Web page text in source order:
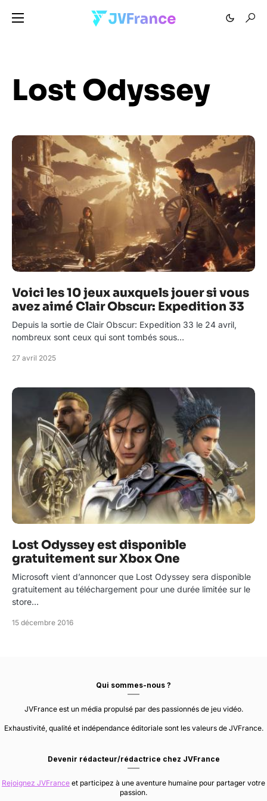
Lost Odyssey
Voici les 10 jeux auxquels jouer si vous
avez aimé Clair Obscur: Expedition 33
Depuis la sortie de Clair Obscur: Expedition 33 le 24 avril,
nombreux sont ceux qui sont tombés sous…
27 avril 2025
Lost Odyssey est disponible
gratuitement sur Xbox One
Microsoft vient d’annoncer que Lost Odyssey sera disponible
gratuitement au téléchargement pour une durée limitée sur le
store…
15 décembre 2016
Qui sommes-nous ?
JVFrance est un média propulsé par des passionnés de jeu vidéo.
Exhaustivité, qualité et indépendance éditoriale sont les valeurs de JVFrance.
Devenir rédacteur/rédactrice chez JVFrance
Rejoignez JVFrance et participez à une aventure humaine pour partager votre
passion.